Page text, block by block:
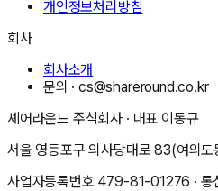
개인정보처리방침
회사
회사소개
문의 ·cs@shareround.co.kr
셰어라운드 주식회사 · 대표 이동규
서울 영등포구 의사당대로 83(여의도
사업자등록번호 479-81-01276 ·